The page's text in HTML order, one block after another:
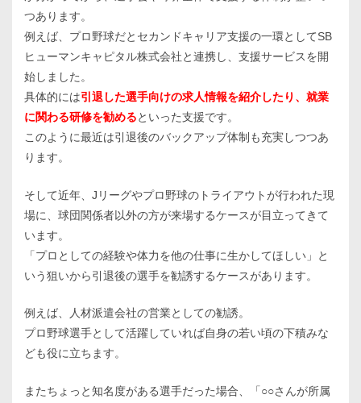
つあります。
例えば、プロ野球だとセカンドキャリア支援の一環としてSB
ヒューマンキャピタル株式会社と連携し、支援サービスを開
始しました。
具体的には引退した選手向けの求人情報を紹介したり、就業
に関わる研修を勧めるといった支援です。
このように最近は引退後のバックアップ体制も充実しつつあ
ります。
そして近年、Jリーグやプロ野球のトライアウトが行われた現
場に、球団関係者以外の方が来場するケースが目立ってきて
います。
「プロとしての経験や体力を他の仕事に生かしてほしい」と
いう狙いから引退後の選手を勧誘するケースがあります。
例えば、人材派遣会社の営業としての勧誘。
プロ野球選手として活躍していれば自身の若い頃の下積みな
ども役に立ちます。
またちょっと知名度がある選手だった場合、「○○さんが所属